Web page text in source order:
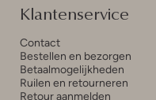
Klantenservice
Contact
Bestellen en bezorgen
Betaalmogelijkheden
Ruilen en retourneren
Retour aanmelden